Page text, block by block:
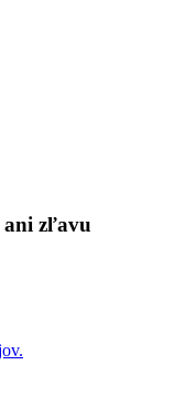
ani zľavu